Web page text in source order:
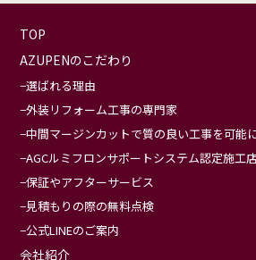
TOP
AZUPENのこだわり
選ばれる理由
外装リフォーム工事の専門家
中間マージンカットで質の良い工事を可能
AGCルミフロンサポートシステム認定施工
保証やアフターサービス
見積もりの際の無料点検
公式LINEのご案内
会社紹介